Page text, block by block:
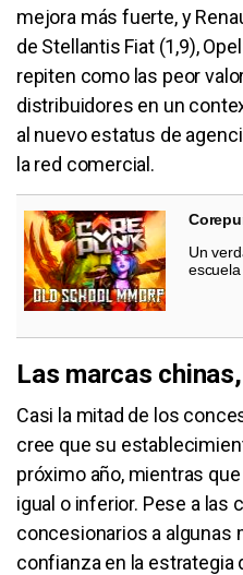
mejora más fuerte, y
de Stellantis Fiat (1,9),
repiten como las peor
distribuidores en un
al nuevo estatus de
la red comercial.
Un
Las marcas
Casi la mitad de los
cree que su
próximo año, mientras
igual o inferior. Pese a las
concesionarios a algunas
confianza en la estrategia